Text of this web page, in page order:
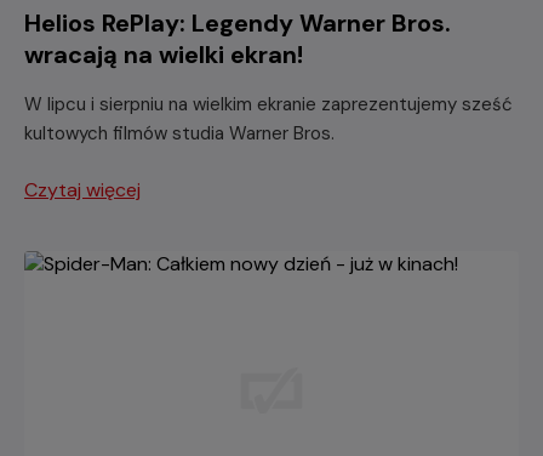
Helios RePlay: Legendy Warner Bros.
wracają na wielki ekran!
W lipcu i sierpniu na wielkim ekranie zaprezentujemy sześć
kultowych filmów studia Warner Bros.
Czytaj więcej